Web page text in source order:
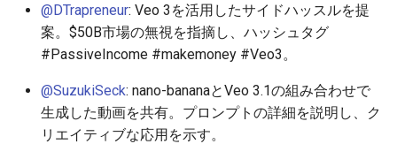
2026-05-05
2026-05-03
2025-10-20
2025-10-18
2026-05-05
2026-05-03
2025-10-20
2025-10-18
2026-05-02
2026-04-30
2025-10-20
2025-10-18
2026-05-01
2026-04-29
@DTrapreneur: Veo 3を活用したサイドハッスルを提
案。$50B市場の無視を指摘し、ハッシュタグ
#PassiveIncome #makemoney #Veo3。
@SuzukiSeck: nano-bananaとVeo 3.1の組み合わせで
生成した動画を共有。プロンプトの詳細を説明し、ク
リエイティブな応用を示す。